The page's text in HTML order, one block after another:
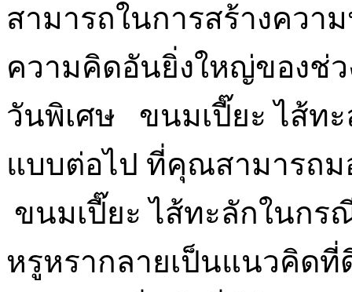
สามารถในการสร้างควา
ความคิดอันยิ่งใหญ่ของช่
วันพิเศษ ขนมเปี๊ยะ ไส้ท
แบบต่อไป ที่คุณสามารถ
ขนมเปี๊ยะ ไส้ทะลักในก
หรูหรากลายเป็นแนวคิด